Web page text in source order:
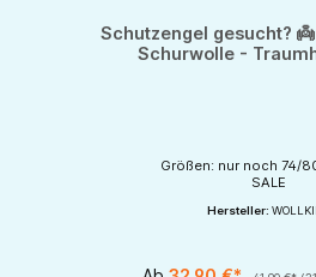
Schutzengel gesucht?
Schurwolle -
Größen: nur noch 74/
SALE
Hersteller: